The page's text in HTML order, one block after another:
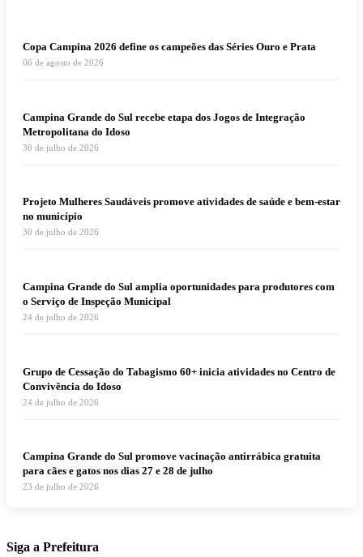
Copa Campina 2026 define os campeões das Séries Ouro e Prata
06 de agosto de 2026
Campina Grande do Sul recebe etapa dos Jogos de Integração
Metropolitana do Idoso
30 de julho de 2026
Projeto Mulheres Saudáveis promove atividades de saúde e bem-estar
no município
30 de julho de 2026
Campina Grande do Sul amplia oportunidades para produtores com
o Serviço de Inspeção Municipal
24 de julho de 2026
Grupo de Cessação do Tabagismo 60+ inicia atividades no Centro de
Convivência do Idoso
24 de julho de 2026
Campina Grande do Sul promove vacinação antirrábica gratuita
para cães e gatos nos dias 27 e 28 de julho
23 de julho de 2026
Siga a Prefeitura